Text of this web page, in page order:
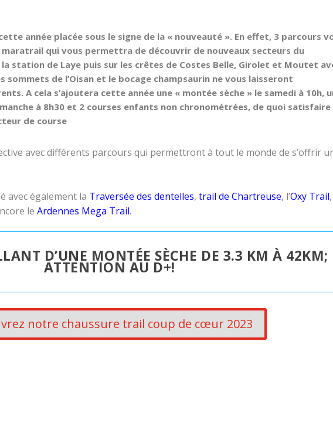
année placée sous le signe de la « nouveauté ». En effet, 3 parcours
qui vous permettra de découvrir de nouveaux secteurs du
la station de Laye puis sur les crêtes de Costes Belle, Girolet et Moutet
sommets de l’Oisan et le bocage champsaurin ne vous laisseront
A cela s’ajoutera cette année une « montée sèche » le samedi à 10h,
à 8h30 et 2 courses enfants non chronométrées, de quoi satisfaire
de course
avec différents parcours qui permettront à tout le monde de s’offrir
avec également la Traversée des dentelles, trail de Chartreuse, l’Oxy Trail
le Ardennes Mega Trail.
D’UNE MONTÉE SÈCHE DE 3.3 KM À 42KM;
ATTENTION AU D+!
notre chaussure trail coup de cœur 2023